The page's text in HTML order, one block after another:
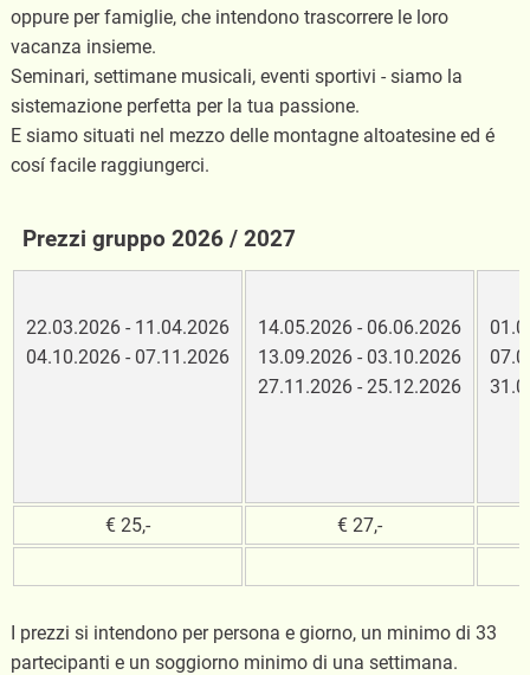
oppure per famiglie, che intendono trascorrere le loro
vacanza insieme.
Seminari, settimane musicali, eventi sportivi - siamo la
sistemazione perfetta per la tua passione.
E siamo situati nel mezzo delle montagne altoatesine ed é
cosí facile raggiungerci.
Prezzi gruppo 2026 / 2027
22.03.2026 - 11.04.2026
04.10.2026 - 07.11.2026
14.05.2026 - 06.06.2026
13.09.2026 - 03.10.2026
27.11.2026 - 25.12.2026
€ 25,- € 27,-
I prezzi si intendono per persona e giorno, un minimo di 33
partecipanti e un soggiorno minimo di una settimana.